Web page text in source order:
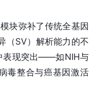
块弥补了传统全基因
（SV）解析能力的不
表现突出——如NIH与
毒整合与癌基因激活